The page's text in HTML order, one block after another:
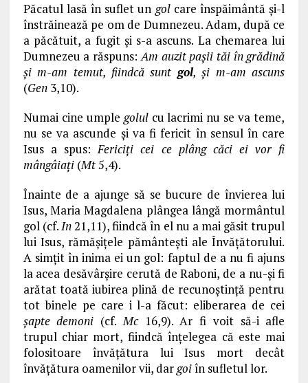
Păcatul lasă în suflet un golcare înspăimântă şi-l
înstrăinează pe om de Dumnezeu. Adam, după ce
a păcătuit, a fugit şi s-a ascuns. La chemarea lui
Dumnezeu a răspuns:Am auzit paşii tăi în grădină
şi m-am temut, fiindcă sunt gol, şi m-am ascuns
(Gen3,10).
Numai cine umple golulcu lacrimi nu se va teme,
nu se va ascunde şi va fi fericit în sensul în care
Isus a spus:Fericiţi cei ce plâng căci ei vor fi
mângâiaţi(Mt5,4).
Înainte de a ajunge să se bucure de învierea lui
Isus, Maria Magdalena plângea lângă mormântul
gol (cf.In21,11), fiindcă în el nu a mai găsit trupul
lui Isus, rămăşiţele pământeşti ale Învăţătorului.
A simţit în inima ei un gol: faptul de a nu fi ajuns
la acea desăvârşire cerută de Raboni, de a nu-şi fi
arătat toată iubirea plină de recunoştinţă pentru
tot binele pe care i l-a făcut: eliberarea de cei
şapte demoni (cf.Mc16,9). Ar fi voit să-i afle
trupul chiar mort, fiindcă înţelegea că este mai
folositoare învăţătura lui Isus mort decât
învăţătura oamenilor vii, dargoiîn sufletul lor.